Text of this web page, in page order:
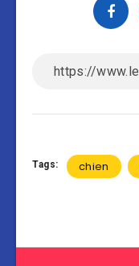
Tags: chien